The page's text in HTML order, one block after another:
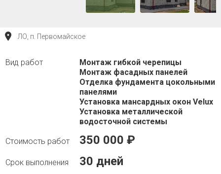
ЛО, п. Первомайское
Монтаж гибкой черепицы
Монтаж фасадных панелей
Отделка фундамента цокольными
панелями
Установка мансардных окон Velux
Установка металлической
водосточной системы
350 000 ₽
30 дней